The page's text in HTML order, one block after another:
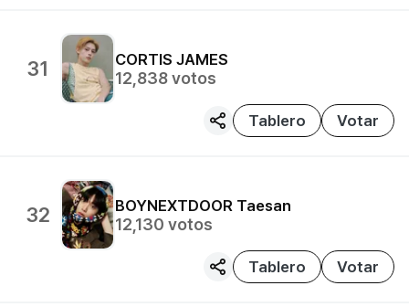
31 CORTIS JAMES
12,838votos
Tablero Votar
32 BOYNEXTDOOR Taesan
12,130 votos
Tablero Votar